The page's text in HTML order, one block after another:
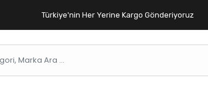
Türkiye'nin Her Yerine Kargo Gönderiyoruz